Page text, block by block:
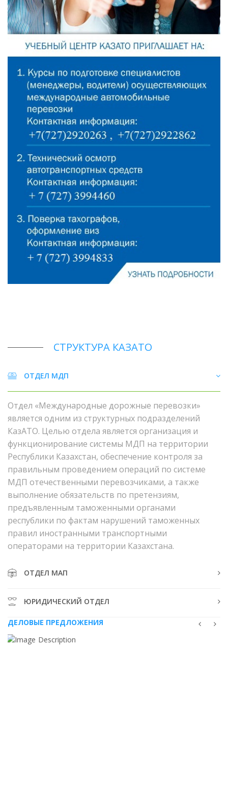
СТРУКТУРА КАЗАТО
ОТДЕЛ МДП
Отдел «Международные дорожные перевозки»
является одним из структурных подразделений
КазАТО. Целью отдела является организация и
функционирование системы МДП на территории
Республики Казахстан, обеспечение контроля за
правильным проведением операций по системе
МДП отечественными перевозчиками, а также
выполнение обязательств по претензиям,
предъявленным таможенными органами
республики по фактам нарушений таможенных
правил иностранными транспортными
операторами на территории Казахстана.
ОТДЕЛ МАП
ЮРИДИЧЕСКИЙ ОТДЕЛ
ДЕЛОВЫЕ ПРЕДЛОЖЕНИЯ